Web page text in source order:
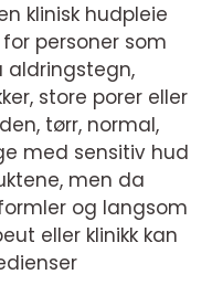
klinisk hudpleie
personer som
aldringstegn,
store porer eller
tørr, normal,
med sensitiv hud
men da
og langsom
eller klinikk kan